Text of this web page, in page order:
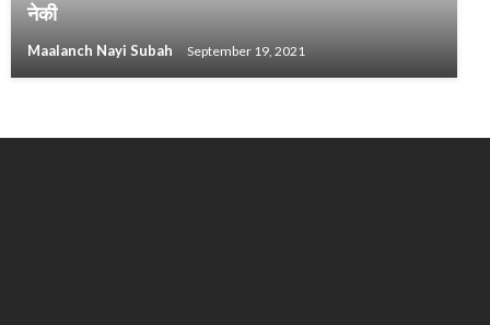
नेकी
Maalanch Nayi Subah September 19, 2021